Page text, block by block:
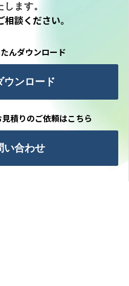
します。
談ください。
ウンロード
んダウンロード
い合わせ
積りのご依頼はこちら